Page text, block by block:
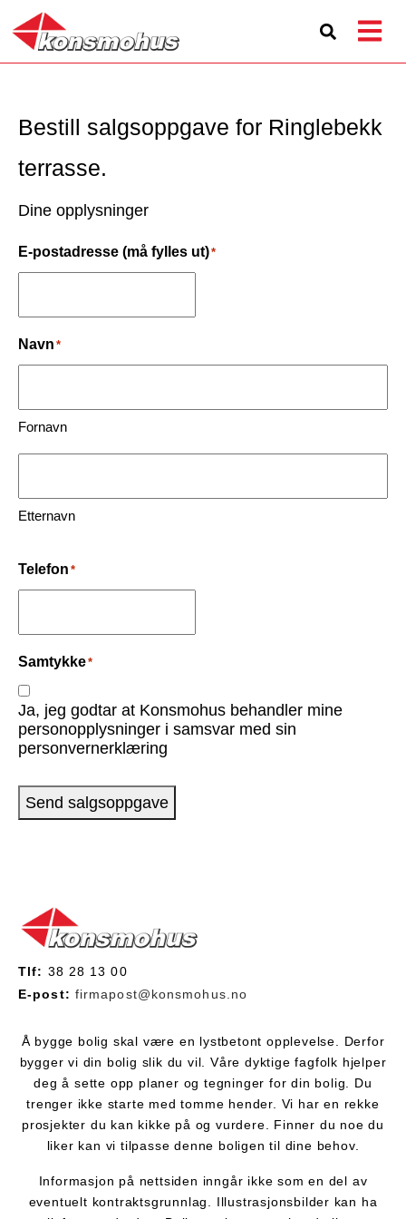
Bestill salgsoppgave for Ringlebekk
terrasse.
Dine opplysninger
E-postadresse (må fylles ut)*
Navn *
Fornavn
Etternavn
Telefon *
Samtykke*
Ja, jeg godtar at Konsmohus behandler mine
personopplysninger i samsvar med sin
personvernerklæring
Send salgsoppgave
Tlf: 38 28 13 00
E-post: firmapost@konsmohus.no
Å bygge bolig skal være en lystbetont opplevelse. Derfor
bygger vi din bolig slik du vil. Våre dyktige fagfolk hjelper
deg å sette opp planer og tegninger for din bolig. Du
trenger ikke starte med tomme hender. Vi har en rekke
prosjekter du kan kikke på og vurdere. Finner du noe du
liker kan vi tilpasse denne boligen til dine behov.
Informasjon på nettsiden inngår ikke som en del av
eventuelt kontraktsgrunnlag. Illustrasjonsbilder kan ha